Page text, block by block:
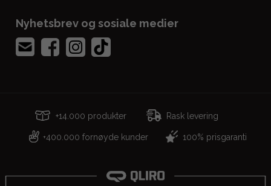
Nyhetsbrev og sosiale medier
+14.000 produkter Rask levering
+400.000 fornøyde kunder 100% prisgaranti